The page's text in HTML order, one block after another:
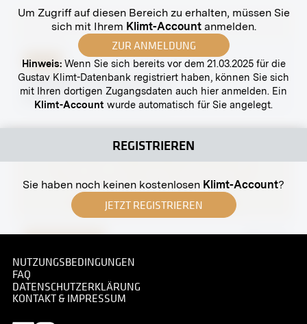
Um Zugriff auf diesen Bereich zu erhalten, müssen Sie
sich mit Ihrem Klimt-Accountanmelden.
ZUR ANMELDUNG
Hinweis:Wenn Sie sich bereits vor dem 21.03.2025 für die
Gustav Klimt-Datenbank registriert haben, können Sie sich
mit Ihren dortigen Zugangsdaten auch hier anmelden. Ein
Klimt-Account wurde automatisch für Sie angelegt.
REGISTRIEREN
Sie haben noch keinen kostenlosen Klimt-Account?
JETZT REGISTRIEREN
Abzug
»Seeufer« von Gustav Klimt
November 1903 - Dezember 1903
Original-Negativ MN A 31
Kassensaal der Postsparkasse, Wien
undatiert
NUTZUNGSBEDINGUNGEN
FAQ
DATENSCHUTZERKLÄRUNG
KONTAKT & IMPRESSUM